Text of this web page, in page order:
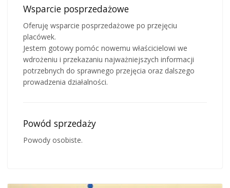
Wsparcie posprzedażowe
Oferuję wsparcie posprzedażowe po przejęciu
placówek.
Jestem gotowy pomóc nowemu właścicielowi we
wdrożeniu i przekazaniu najważniejszych informacji
potrzebnych do sprawnego przejęcia oraz dalszego
prowadzenia działalności.
Powód sprzedaży
Powody osobiste.